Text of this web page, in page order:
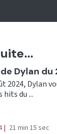
de Dylan
2024, Dylan
du ...
| 21 min 15 sec